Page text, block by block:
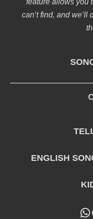
feature allows you
can’t find, and we’ll
ENGLISH